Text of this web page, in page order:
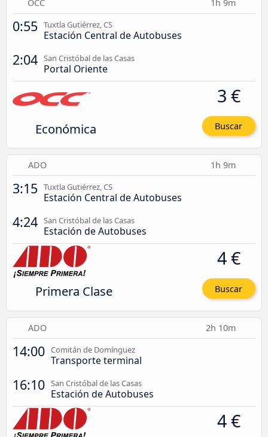
OCC 1h 9m
0:55 Tuxtla Gutiérrez, CS
Estación Central de Autobuses
2:04 San Cristóbal de las Casas
Portal Oriente
Económica
3 €
Buscar
ADO 1h 9m
3:15 Tuxtla Gutiérrez, CS
Estación Central de Autobuses
4:24 San Cristóbal de las Casas
Estación de Autobuses
Primera Clase
4 €
Buscar
ADO 2h 10m
14:00 Comitán de Domínguez
Transporte terminal
16:10 San Cristóbal de las Casas
Estación de Autobuses
4 €